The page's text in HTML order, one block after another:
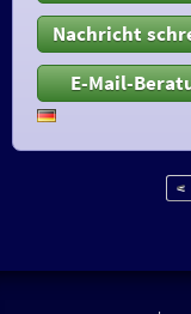
Nachricht
E-Mail-
<